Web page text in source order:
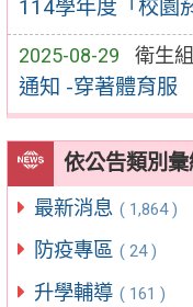
114學年度「校園
2025-08-29 衛生組
通知 -穿著體育服
依公告類別彙
最新消息 ( 1,864 )
防疫專區 ( 24 )
升學輔導 ( 161 )